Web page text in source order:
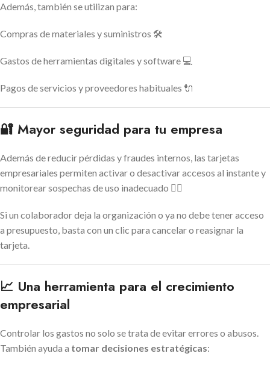
Además, también se utilizan para:
Compras de materiales y suministros 🛠️
Gastos de herramientas digitales y software 💻
Pagos de servicios y proveedores habituales 🔌
🔐 Mayor seguridad para tu empresa
Además de reducir pérdidas y fraudes internos, las tarjetas
empresariales permiten activar o desactivar accesos al instante y
monitorear sospechas de uso inadecuado 🕵️‍♀️
Si un colaborador deja la organización o ya no debe tener acceso
a presupuesto, basta con un clic para cancelar o reasignar la
tarjeta.
📈 Una herramienta para el crecimiento
empresarial
Controlar los gastos no solo se trata de evitar errores o abusos.
También ayuda a tomar decisiones estratégicas: